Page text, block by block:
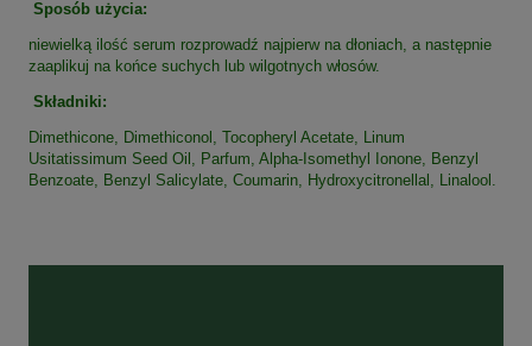
Sposób użycia:
niewielką ilość serum rozprowadź najpierw na dłoniach, a następnie
zaaplikuj na końce suchych lub wilgotnych włosów.
Składniki:
Dimethicone, Dimethiconol, Tocopheryl Acetate, Linum
Usitatissimum Seed Oil, Parfum, Alpha-Isomethyl Ionone, Benzyl
Benzoate, Benzyl Salicylate, Coumarin, Hydroxycitronellal, Linalool.